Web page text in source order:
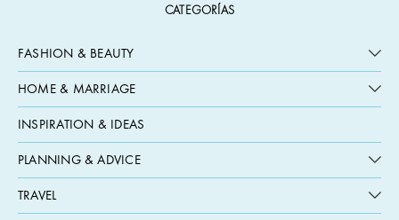
CATEGORÍAS
FASHION & BEAUTY
HOME & MARRIAGE
INSPIRATION & IDEAS
PLANNING & ADVICE
TRAVEL